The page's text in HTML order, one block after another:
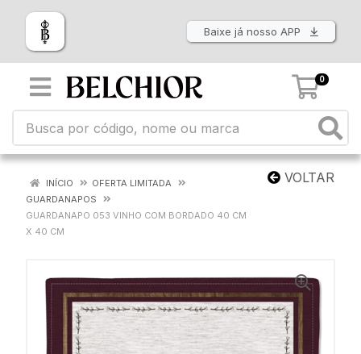
Baixe já nosso APP
0
VOLTAR
INÍCIO
OFERTA LIMITADA
GUARDANAPOS
GUARDANAPO 053 VINHO COM BORDADO 40 CM
X 40 CM